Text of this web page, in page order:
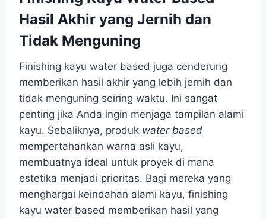
Hasil Akhir yang Jernih dan
Tidak Menguning
Finishing kayu water based juga cenderung
memberikan hasil akhir yang lebih jernih dan
tidak menguning seiring waktu. Ini sangat
penting jika Anda ingin menjaga tampilan alami
kayu. Sebaliknya, produk water based
mempertahankan warna asli kayu,
membuatnya ideal untuk proyek di mana
estetika menjadi prioritas. Bagi mereka yang
menghargai keindahan alami kayu, finishing
kayu water based memberikan hasil yang